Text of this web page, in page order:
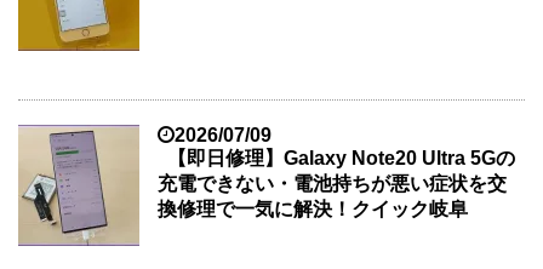
2026/07/09
【即日修理】Galaxy Note20 Ultra 5Gの
充電できない・電池持ちが悪い症状を交
換修理で一気に解決！クイック岐阜